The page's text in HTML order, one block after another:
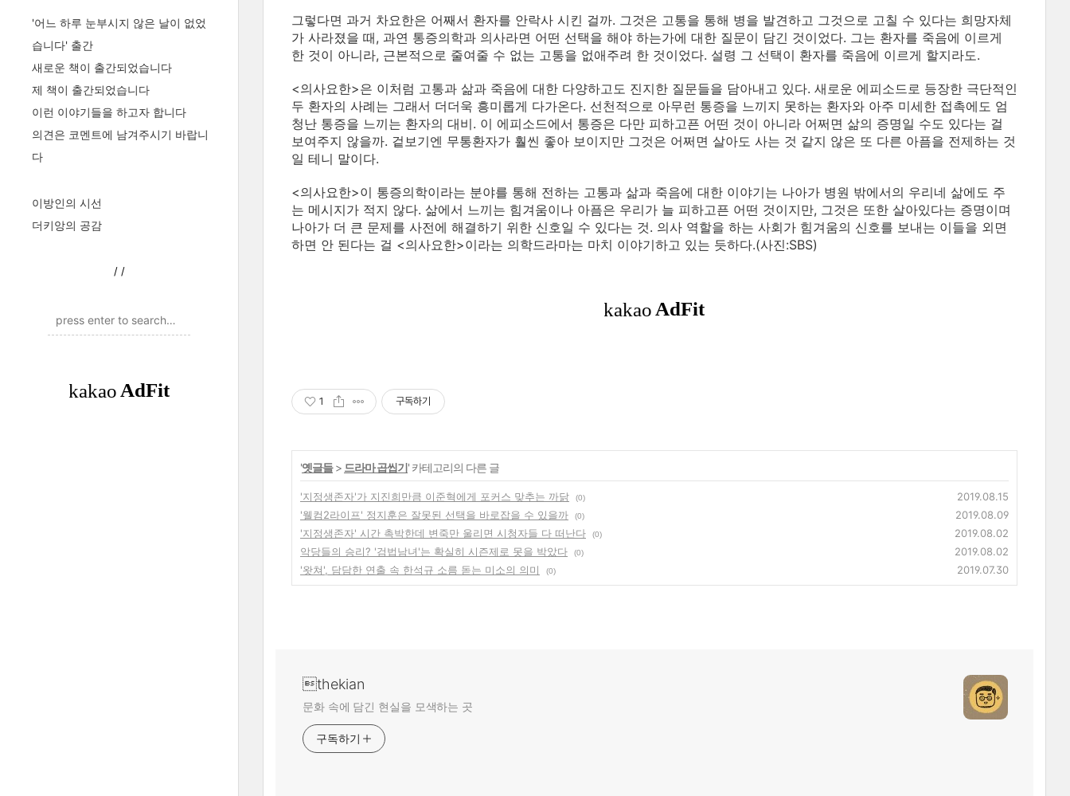
'어느 하루 눈부시지 않은 날이 없었
습니다' 출간
새로운 책이 출간되었습니다
제 책이 출간되었습니다
이런 이야기들을 하고자 합니다
의견은 코멘트에 남겨주시기 바랍니
다
이방인의 시선
더키앙의 공감
/ /
그렇다면 과거 차요한은 어째서 환자를 안락사 시킨 걸까. 그것은 고통을 통해 병을 발견하고 그것으로 고칠 수 있다는 희망자체
가 사라졌을 때, 과연 통증의학과 의사라면 어떤 선택을 해야 하는가에 대한 질문이 담긴 것이었다. 그는 환자를 죽음에 이르게
한 것이 아니라, 근본적으로 줄여줄 수 없는 고통을 없애주려 한 것이었다. 설령 그 선택이 환자를 죽음에 이르게 할지라도.
<의사요한>은 이처럼 고통과 삶과 죽음에 대한 다양하고도 진지한 질문들을 담아내고 있다. 새로운 에피소드로 등장한 극단적인
두 환자의 사례는 그래서 더더욱 흥미롭게 다가온다. 선천적으로 아무런 통증을 느끼지 못하는 환자와 아주 미세한 접촉에도 엄
청난 통증을 느끼는 환자의 대비. 이 에피소드에서 통증은 다만 피하고픈 어떤 것이 아니라 어쩌면 삶의 증명일 수도 있다는 걸
보여주지 않을까. 겉보기엔 무통환자가 훨씬 좋아 보이지만 그것은 어쩌면 살아도 사는 것 같지 않은 또 다른 아픔을 전제하는 것
일 테니 말이다.
<의사요한>이 통증의학이라는 분야를 통해 전하는 고통과 삶과 죽음에 대한 이야기는 나아가 병원 밖에서의 우리네 삶에도 주
는 메시지가 적지 않다. 삶에서 느끼는 힘겨움이나 아픔은 우리가 늘 피하고픈 어떤 것이지만, 그것은 또한 살아있다는 증명이며
나아가 더 큰 문제를 사전에 해결하기 위한 신호일 수 있다는 것. 의사 역할을 하는 사회가 힘겨움의 신호를 보내는 이들을 외면
하면 안 된다는 걸 <의사요한>이라는 의학드라마는 마치 이야기하고 있는 듯하다.(사진:SBS)
1 구독하기
'옛글들> 드라마 곱씹기' 카테고리의 다른 글
'지정생존자'가 지진희만큼 이준혁에게 포커스 맞추는 까닭 (0)
2019.08.15
'웰컴2라이프' 정지훈은 잘못된 선택을 바로잡을 수 있을까
(0)
2019.08.09
'지정생존자' 시간 촉박한데 변죽만 울리면 시청자들 다 떠난다
(0)
2019.08.02
악당들의 승리? '검법남녀'는 확실히 시즌제로 못을 박았다
(0)
2019.08.02
'왓쳐', 담담한 연출 속 한석규 소름 돋는 미소의 의미
(0) 2019.07.30
thekian
문화 속에 담긴 현실을 모색하는 곳
구독하기